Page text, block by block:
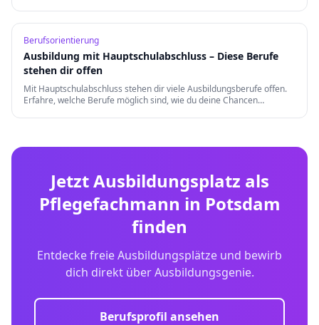
Berufsorientierung
Ausbildung mit Hauptschulabschluss – Diese Berufe
stehen dir offen
Mit Hauptschulabschluss stehen dir viele Ausbildungsberufe offen.
Erfahre, welche Berufe möglich sind, wie du deine Chancen
Jetzt Ausbildungsplatz als
Pflegefachmann in Potsdam
finden
Entdecke freie Ausbildungsplätze und bewirb
dich direkt über Ausbildungsgenie.
Berufsprofil ansehen